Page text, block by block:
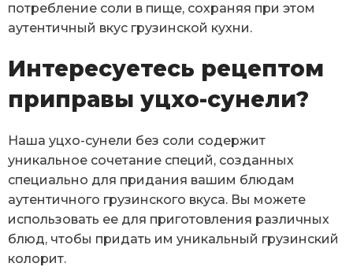
потребление соли в пище, сохраняя при этом
аутентичный вкус грузинской кухни.
Интересуетесь рецептом
приправы уцхо-сунели?
Наша уцхо-сунели без соли содержит
уникальное сочетание специй, созданных
специально для придания вашим блюдам
аутентичного грузинского вкуса. Вы можете
использовать ее для приготовления различных
блюд, чтобы придать им уникальный грузинский
колорит.